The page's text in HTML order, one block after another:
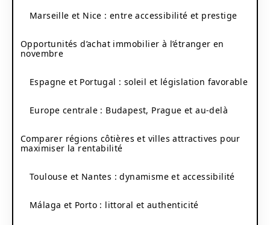
Marseille et Nice : entre accessibilité et prestige
Opportunités d’achat immobilier à l’étranger en
novembre
Espagne et Portugal : soleil et législation favorable
Europe centrale : Budapest, Prague et au-delà
Comparer régions côtières et villes attractives pour
maximiser la rentabilité
Toulouse et Nantes : dynamisme et accessibilité
Málaga et Porto : littoral et authenticité